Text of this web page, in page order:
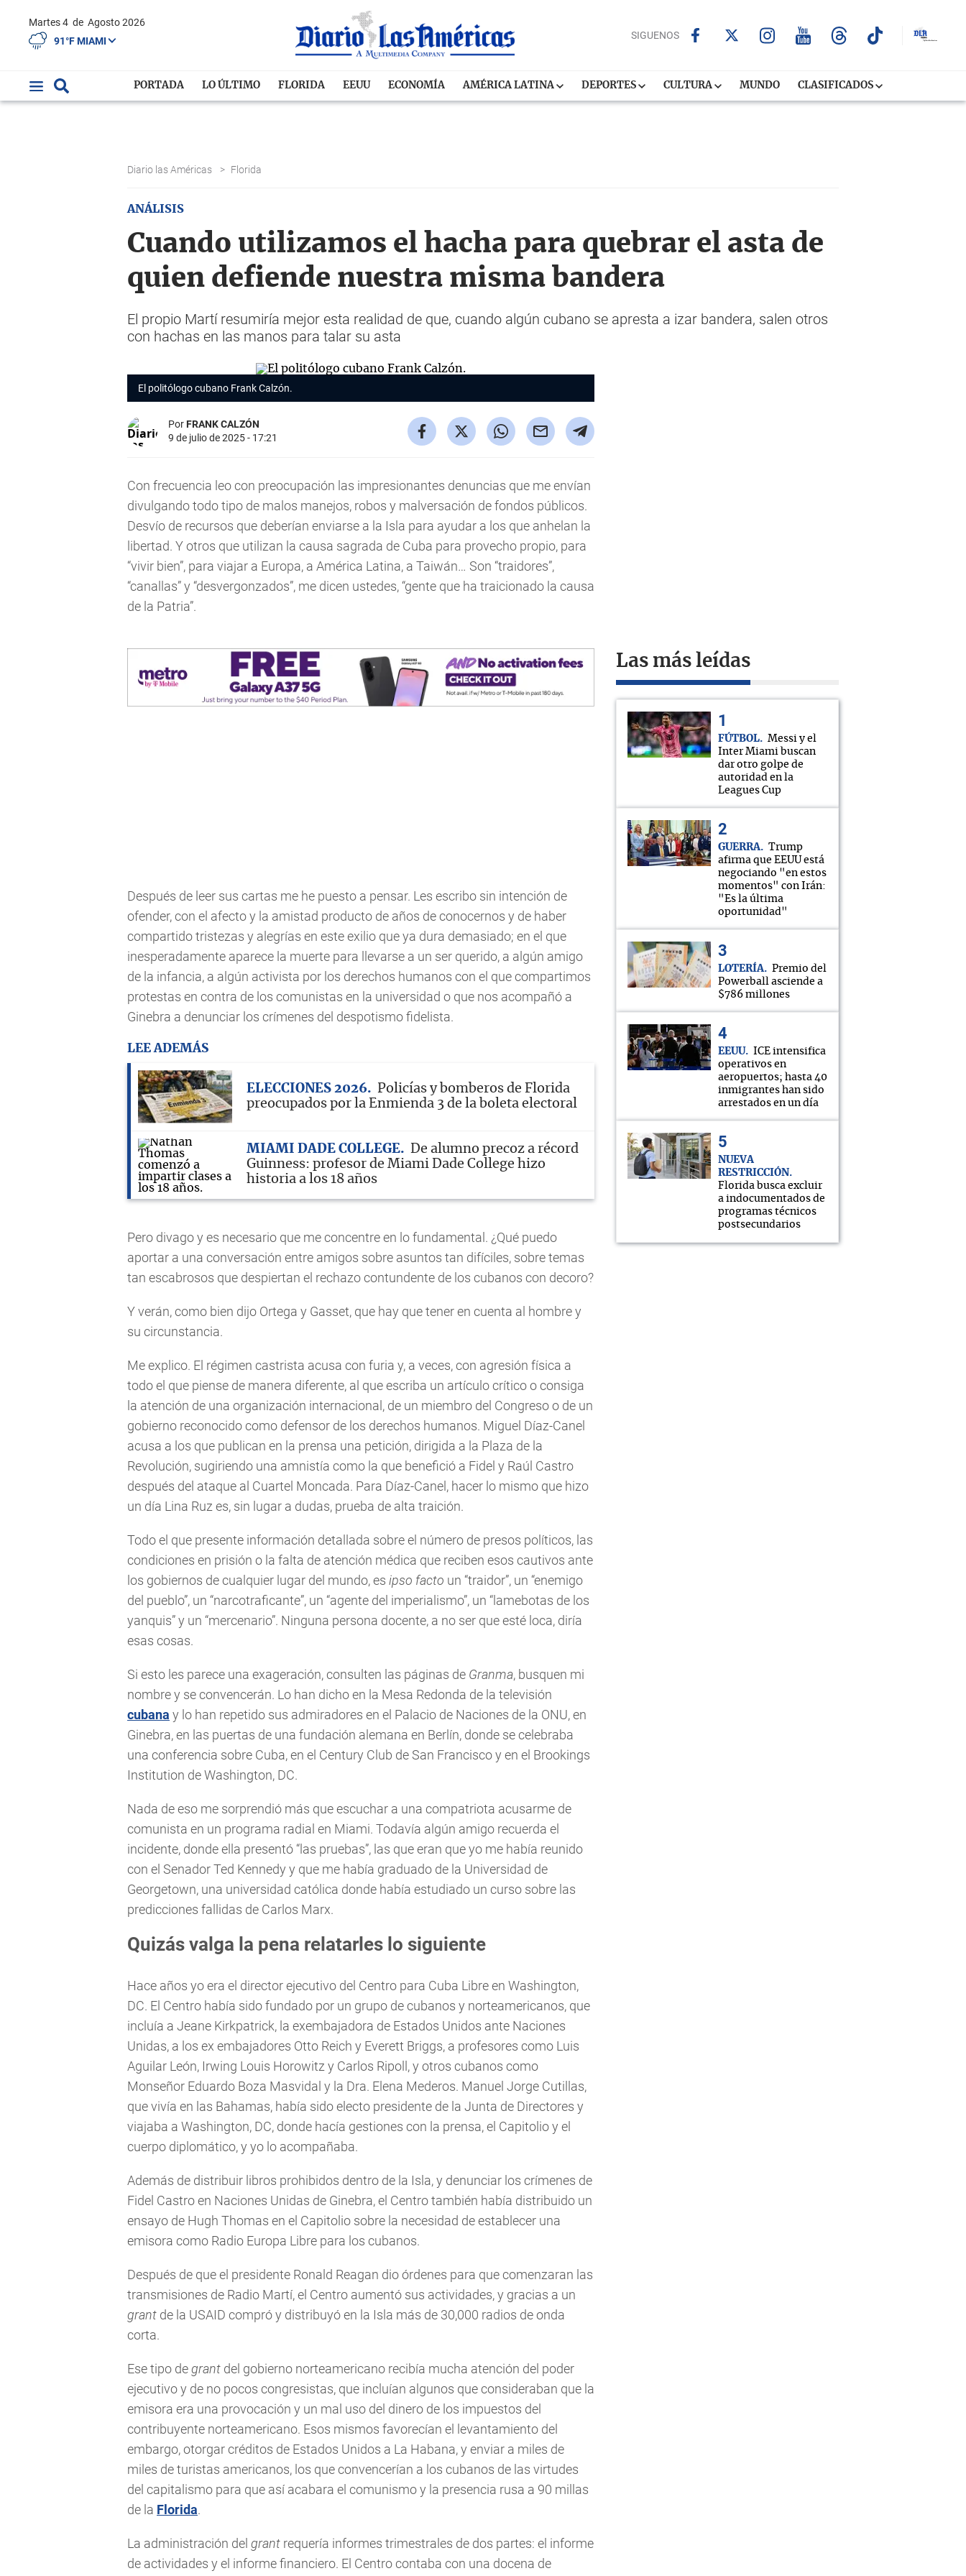
Martes 4 de Agosto 2026
91°F MIAMI
SIGUENOS
PORTADA LO ÚLTIMO FLORIDA EEUU ECONOMÍA AMÉRICA LATINA DEPORTES CULTURA MUNDO CLASIFICADOS
Diario las Américas > Florida
ANÁLISIS
Cuando utilizamos el hacha para quebrar el asta de
quien defiende nuestra misma bandera
El propio Martí resumiría mejor esta realidad de que, cuando algún cubano se apresta a izar bandera, salen otros
con hachas en las manos para talar su asta
El politólogo cubano Frank Calzón.
PorFRANK CALZÓN
9 de julio de 2025 - 17:21
Con frecuencia leo con preocupación las impresionantes denuncias que me envían
divulgando todo tipo de malos manejos, robos y malversación de fondos públicos.
Desvío de recursos que deberían enviarse a la Isla para ayudar a los que anhelan la
libertad. Y otros que utilizan la causa sagrada de Cuba para provecho propio, para
“vivir bien”, para viajar a Europa, a América Latina, a Taiwán… Son “traidores”,
“canallas” y “desvergonzados”, me dicen ustedes, “gente que ha traicionado la causa
de la Patria”.
Después de leer sus cartas me he puesto a pensar. Les escribo sin intención de
ofender, con el afecto y la amistad producto de años de conocernos y de haber
compartido tristezas y alegrías en este exilio que ya dura demasiado; en el que
inesperadamente aparece la muerte para llevarse a un ser querido, a algún amigo
de la infancia, a algún activista por los derechos humanos con el que compartimos
protestas en contra de los comunistas en la universidad o que nos acompañó a
Ginebra a denunciar los crímenes del despotismo fidelista.
LEE ADEMÁS
ELECCIONES 2026
Policías y bomberos de Florida
preocupados por la Enmienda 3 de la boleta electoral
MIAMI DADE COLLEGE
De alumno precoz a récord
Guinness: profesor de Miami Dade College hizo
historia a los 18 años
Pero divago y es necesario que me concentre en lo fundamental. ¿Qué puedo
aportar a una conversación entre amigos sobre asuntos tan difíciles, sobre temas
tan escabrosos que despiertan el rechazo contundente de los cubanos con decoro?
Y verán, como bien dijo Ortega y Gasset, que hay que tener en cuenta al hombre y
su circunstancia.
Me explico. El régimen castrista acusa con furia y, a veces, con agresión física a
todo el que piense de manera diferente, al que escriba un artículo crítico o consiga
la atención de una organización internacional, de un miembro del Congreso o de un
gobierno reconocido como defensor de los derechos humanos. Miguel Díaz-Canel
acusa a los que publican en la prensa una petición, dirigida a la Plaza de la
Revolución, sugiriendo una amnistía como la que benefició a Fidel y Raúl Castro
después del ataque al Cuartel Moncada. Para Díaz-Canel, hacer lo mismo que hizo
un día Lina Ruz es, sin lugar a dudas, prueba de alta traición.
Todo el que presente información detallada sobre el número de presos políticos, las
condiciones en prisión o la falta de atención médica que reciben esos cautivos ante
los gobiernos de cualquier lugar del mundo, es ipso facto un “traidor”, un “enemigo
del pueblo”, un “narcotraficante”, un “agente del imperialismo”, un “lamebotas de los
yanquis” y un “mercenario”. Ninguna persona docente, a no ser que esté loca, diría
esas cosas.
Si esto les parece una exageración, consulten las páginas de Granma, busquen mi
nombre y se convencerán. Lo han dicho en la Mesa Redonda de la televisión
cubana y lo han repetido sus admiradores en el Palacio de Naciones de la ONU, en
Ginebra, en las puertas de una fundación alemana en Berlín, donde se celebraba
una conferencia sobre Cuba, en el Century Club de San Francisco y en el Brookings
Institution de Washington, DC.
Nada de eso me sorprendió más que escuchar a una compatriota acusarme de
comunista en un programa radial en Miami. Todavía algún amigo recuerda el
incidente, donde ella presentó “las pruebas”, las que eran que yo me había reunido
con el Senador Ted Kennedy y que me había graduado de la Universidad de
Georgetown, una universidad católica donde había estudiado un curso sobre las
predicciones fallidas de Carlos Marx.
Quizás valga la pena relatarles lo siguiente
Hace años yo era el director ejecutivo del Centro para Cuba Libre en Washington,
DC. El Centro había sido fundado por un grupo de cubanos y norteamericanos, que
incluía a Jeane Kirkpatrick, la exembajadora de Estados Unidos ante Naciones
Unidas, a los ex embajadores Otto Reich y Everett Briggs, a profesores como Luis
Aguilar León, Irwing Louis Horowitz y Carlos Ripoll, y otros cubanos como
Monseñor Eduardo Boza Masvidal y la Dra. Elena Mederos. Manuel Jorge Cutillas,
que vivía en las Bahamas, había sido electo presidente de la Junta de Directores y
viajaba a Washington, DC, donde hacía gestiones con la prensa, el Capitolio y el
cuerpo diplomático, y yo lo acompañaba.
Además de distribuir libros prohibidos dentro de la Isla, y denunciar los crímenes de
Fidel Castro en Naciones Unidas de Ginebra, el Centro también había distribuido un
ensayo de Hugh Thomas en el Capitolio sobre la necesidad de establecer una
emisora como Radio Europa Libre para los cubanos.
Después de que el presidente Ronald Reagan dio órdenes para que comenzaran las
transmisiones de Radio Martí, el Centro aumentó sus actividades, y gracias a un
grant de la USAID compró y distribuyó en la Isla más de 30,000 radios de onda
corta.
Ese tipo degrant del gobierno norteamericano recibía mucha atención del poder
ejecutivo y de no pocos congresistas, que incluían algunos que consideraban que la
emisora era una provocación y un mal uso del dinero de los impuestos del
contribuyente norteamericano. Esos mismos favorecían el levantamiento del
embargo, otorgar créditos de Estados Unidos a La Habana, y enviar a miles de
miles de turistas americanos, los que convencerían a los cubanos de las virtudes
del capitalismo para que así acabara el comunismo y la presencia rusa a 90 millas
de la Florida.
La administración del grant requería informes trimestrales de dos partes: el informe
de actividades y el informe financiero. El Centro contaba con una docena de
Las más leídas
FÚTBOL
Messi y el
Inter Miami buscan
dar otro golpe de
autoridad en la
Leagues Cup
GUERRA
Trump
afirma que EEUU está
negociando "en estos
momentos" con Irán:
"Es la última
oportunidad"
LOTERÍA
Premio del
Powerball asciende a
$786 millones
EEUU
ICE intensifica
operativos en
aeropuertos; hasta 40
inmigrantes han sido
arrestados en un día
NUEVA
RESTRICCIÓN
Florida busca excluir
a indocumentados de
programas técnicos
postsecundarios